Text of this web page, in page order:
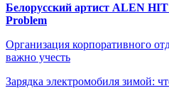
Белорусский артист ALEN
Problem
Организация корпоративного
важно учесть
Зарядка электромобиля зимой: